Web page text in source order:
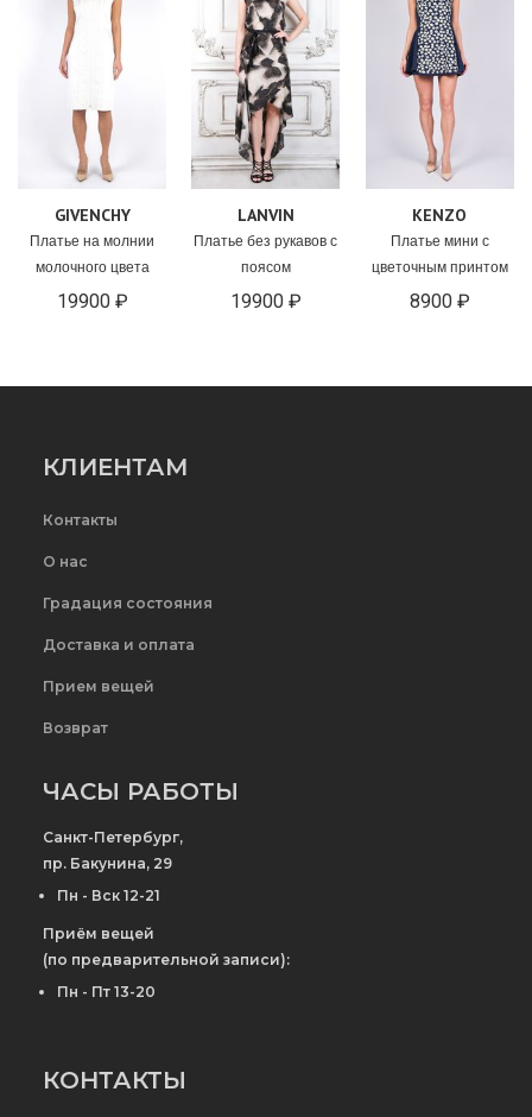
GIVENCHY
Платье на молнии
молочного цвета
19900 ₽
LANVIN
Платье без рукавов с
поясом
19900 ₽
KENZO
Платье мини с
цветочным принтом
8900 ₽
КЛИЕНТАМ
Контакты
О нас
Градация состояния
Доставка и оплата
Прием вещей
Возврат
ЧАСЫ РАБОТЫ
Санкт-Петербург,
пр. Бакунина, 29
Пн - Вск 12-21
Приём вещей
(по предварительной записи):
Пн - Пт 13-20
КОНТАКТЫ